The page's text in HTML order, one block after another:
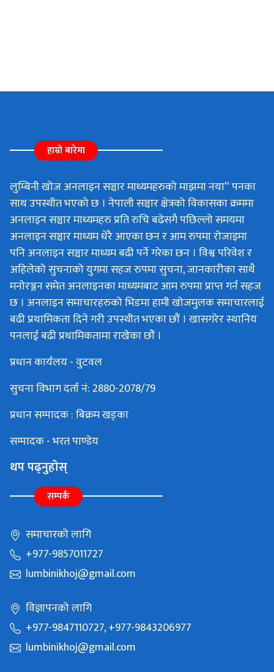
हाम्रो बारेमा
लुम्बिनी खोज अनलाइन सञ्चार माध्यमहरुको माझमा नया“ पनका
साथ उपस्थीत भएको छ । नेपाली सञ्चार क्षेत्रको विकासका क्रममा
अनलाइन सञ्चार माध्यमहरु प्रति रुचि बढेसगै पछिल्लो समयमा
अनलाइन सञ्चार माध्यम धेरै आएका छन र आम रुपमा रोजाइमा
पनि अनलाइन सञ्चार माध्यम बढी पर्ने गरेका छन । विश्व परिवेश र
अहिलेको सुचनाको युगमा सहज रुपमा सुचना, जानकारीका साथै
मनोरञ्जन समेत अनलाइनका माध्यमबाट आम रुपमा प्राप्त गर्न सहज
छ । अनलाइन समाचारहरुको भिडमा हामी खोजमुलक समाचारलाई
बढी प्रथामिकता दिने गरी उपस्थीत भएका छौं । खासगरेर स्थानिय
पनलाई बढी प्रथामिकतामा राखेका छौं ।
प्रधान कार्यलय - वुटवल
सुचना विभाग दर्ता नं: 2880-2078/79
प्रधान सम्पादक : बिक्रम खड्का
सम्पादक - भरत पाण्डेय
थप पढ्नुहोस्
सम्पर्क
समाचारको लागि
+977-9857011727
lumbinikhoj@gmail.com
विज्ञापनको लागि
+977-9847110727, +977-9843206977
lumbinikhoj@gmail.com